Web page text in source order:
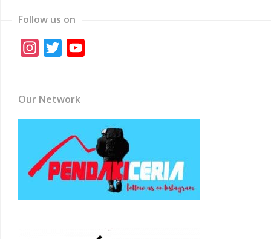
Follow us on
Instagram
Twitter
Our Network